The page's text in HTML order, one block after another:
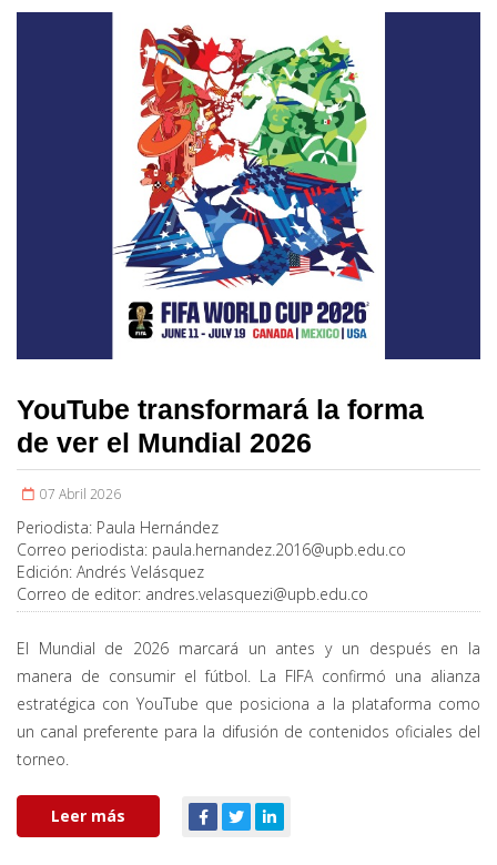
YouTube transformará la forma
de ver el Mundial 2026
07 Abril 2026
Periodista: Paula Hernández
Correo periodista: paula.hernandez.2016@upb.edu.co
Edición: Andrés Velásquez
Correo de editor: andres.velasquezi@upb.edu.co
El Mundial de 2026 marcará un antes y un después en la
manera de consumir el fútbol. La FIFA confirmó una alianza
estratégica con YouTube que posiciona a la plataforma como
un canal preferente para la difusión de contenidos oficiales del
torneo.
Leer más